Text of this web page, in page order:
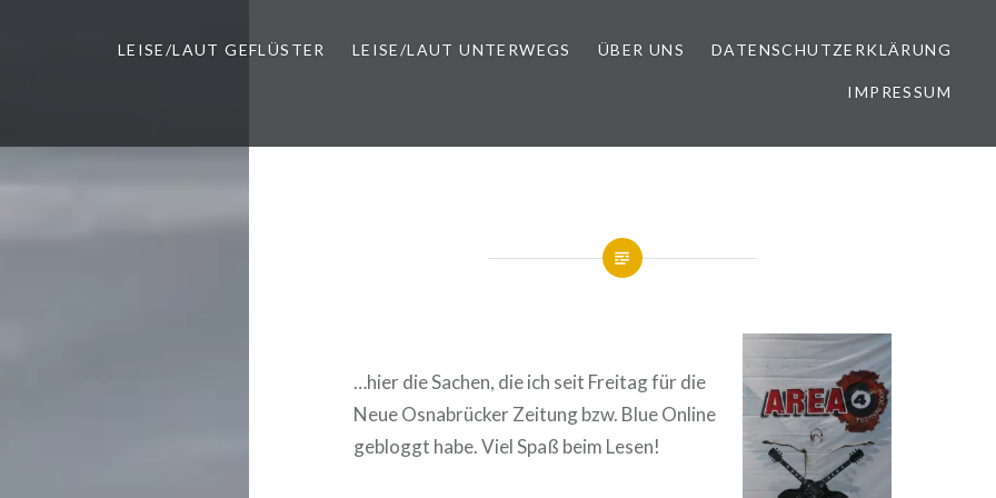
LEISE/LAUT GEFLÜSTER LEISE/LAUT UNTERWEGS ÜBER UNS DATENSCHUTZERKLÄRUNG
IMPRESSUM
…hier die Sachen, die ich seit Freitag für die
Neue Osnabrücker Zeitung bzw. Blue Online
gebloggt habe. Viel Spaß beim Lesen!